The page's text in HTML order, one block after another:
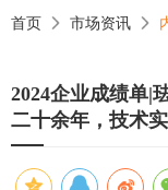
首页 市场资讯
2024企业成绩单|
二十余年，技术